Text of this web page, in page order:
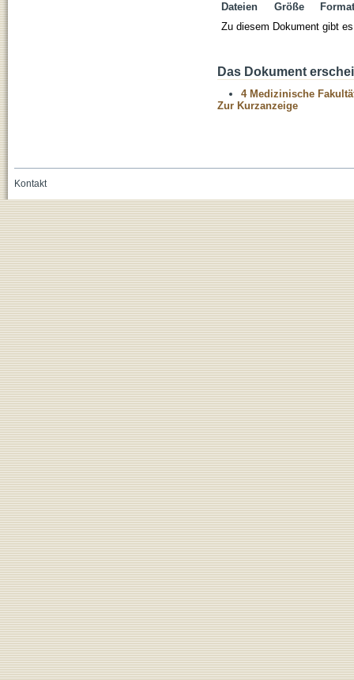
Dateien Größe
Format
Zu diesem Dokument gibt
Das Dokument
4 Medizinische
Zur Kurzanzeige
Kontakt